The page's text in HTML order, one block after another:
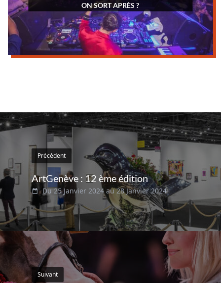
ON SORT APRÈS ?
Précédent
ArtGenève : 12 ème édition
Du 25 Janvier 2024 au 28 Janvier 2024
Suivant